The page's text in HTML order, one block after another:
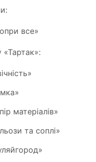
все»
матеріалів»
та соплі»